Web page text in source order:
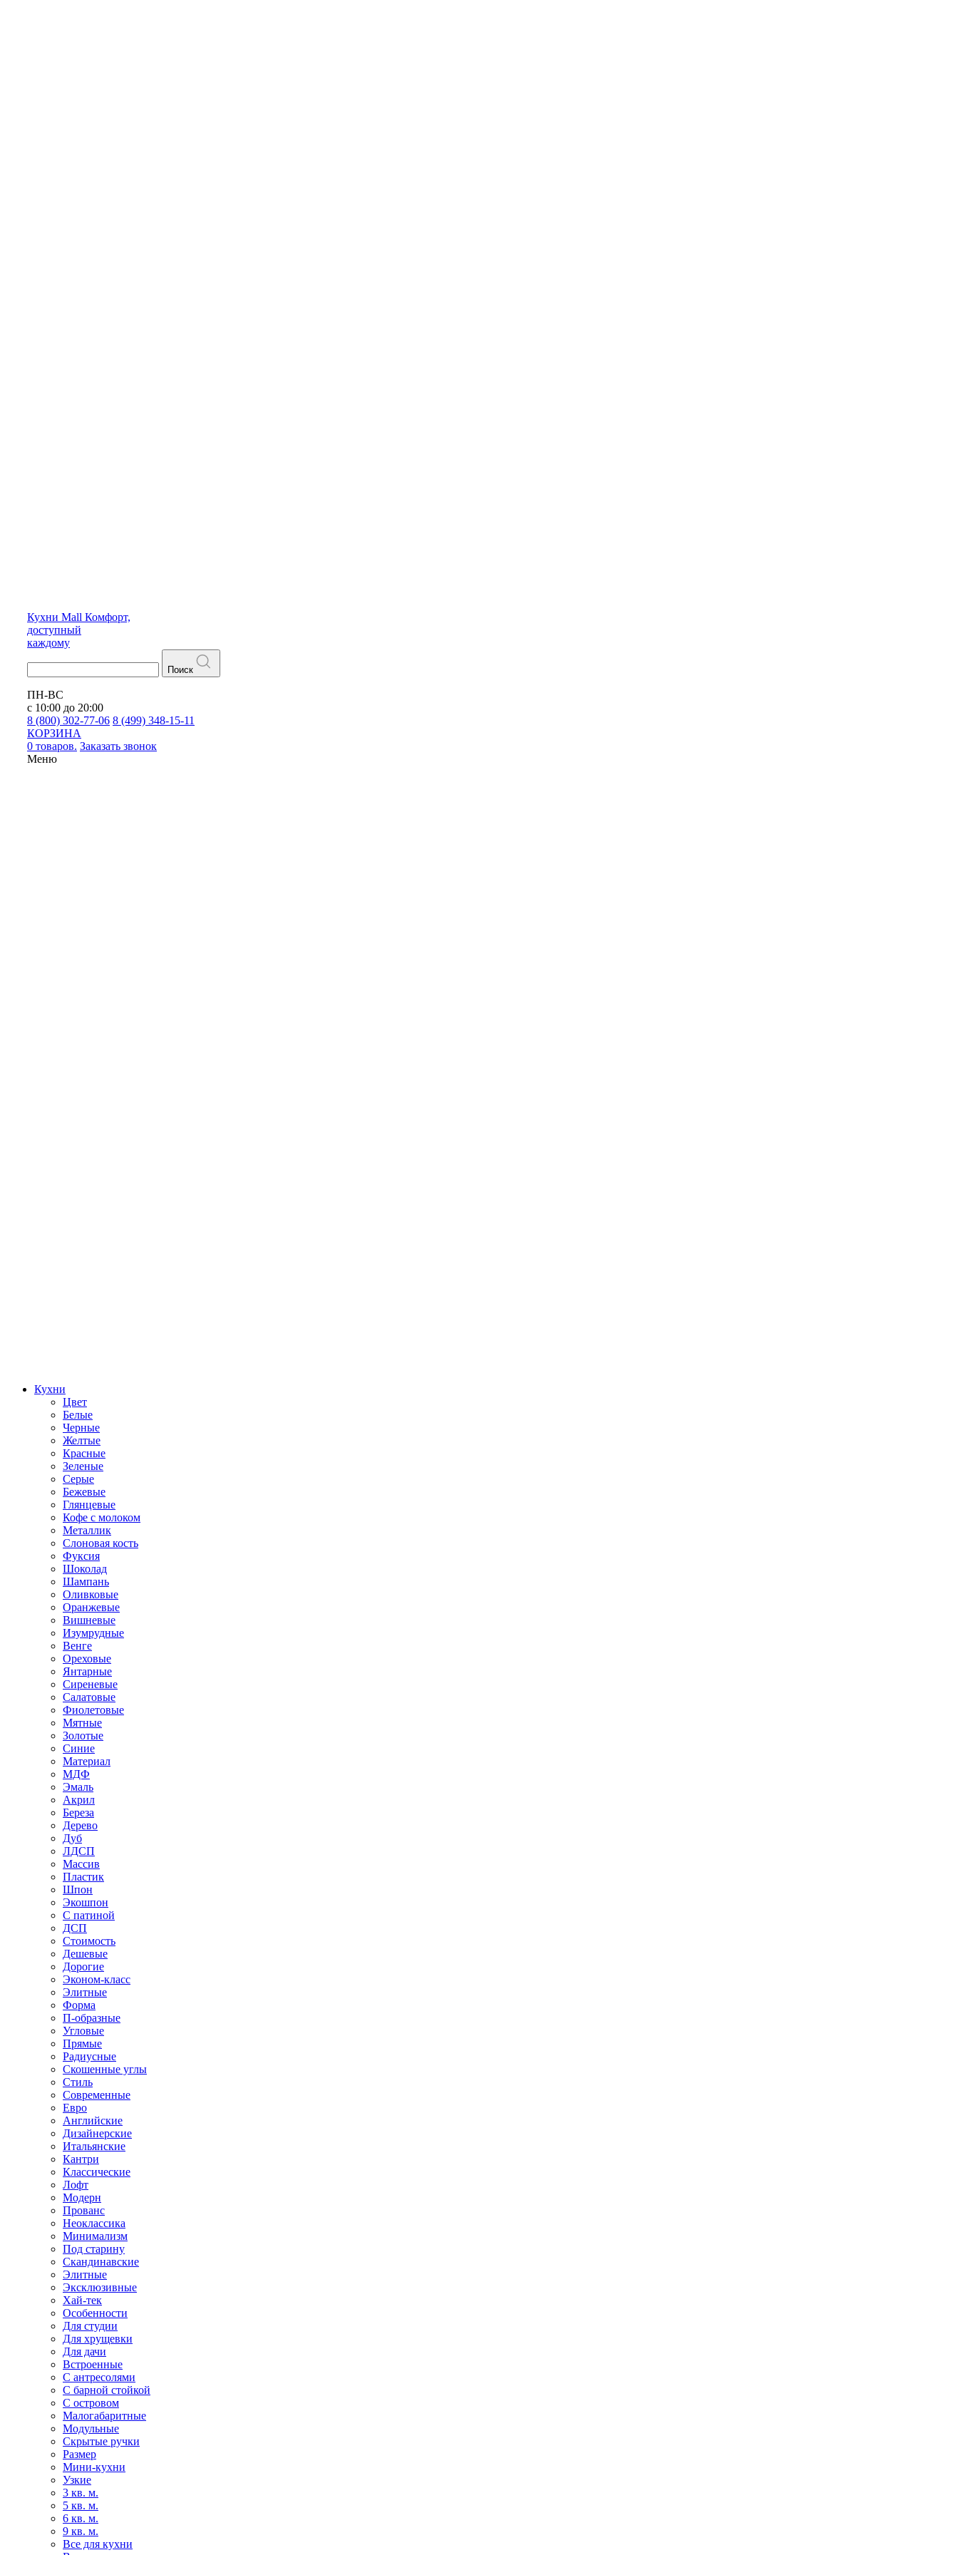
Кухни Mall Комфорт,
доступный
каждому
Поиск
ПН-ВС
с 10:00 до 20:00
8 (800) 302-77-06 8 (499) 348-15-11
КОРЗИНА
0 товаров. Заказать звонок
Меню
Кухни
Цвет
Белые
Черные
Желтые
Красные
Зеленые
Серые
Бежевые
Глянцевые
Кофе с молоком
Металлик
Слоновая кость
Фуксия
Шоколад
Шампань
Оливковые
Оранжевые
Вишневые
Изумрудные
Венге
Ореховые
Янтарные
Сиреневые
Салатовые
Фиолетовые
Мятные
Золотые
Синие
Материал
МДФ
Эмаль
Акрил
Береза
Дерево
Дуб
ЛДСП
Массив
Пластик
Шпон
Экошпон
С патиной
ДСП
Стоимость
Дешевые
Дорогие
Эконом-класс
Элитные
Форма
П-образные
Угловые
Прямые
Радиусные
Скошенные углы
Стиль
Современные
Евро
Английские
Дизайнерские
Итальянские
Кантри
Классические
Лофт
Модерн
Прованс
Неоклассика
Минимализм
Под старину
Скандинавские
Элитные
Эксклюзивные
Хай-тек
Особенности
Для студии
Для хрущевки
Для дачи
Встроенные
С антресолями
С барной стойкой
С островом
Малогабаритные
Модульные
Скрытые ручки
Размер
Мини-кухни
Узкие
3 кв. м.
5 кв. м.
6 кв. м.
9 кв. м.
Все для кухни